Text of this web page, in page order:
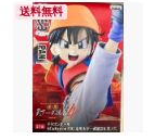
送料無料